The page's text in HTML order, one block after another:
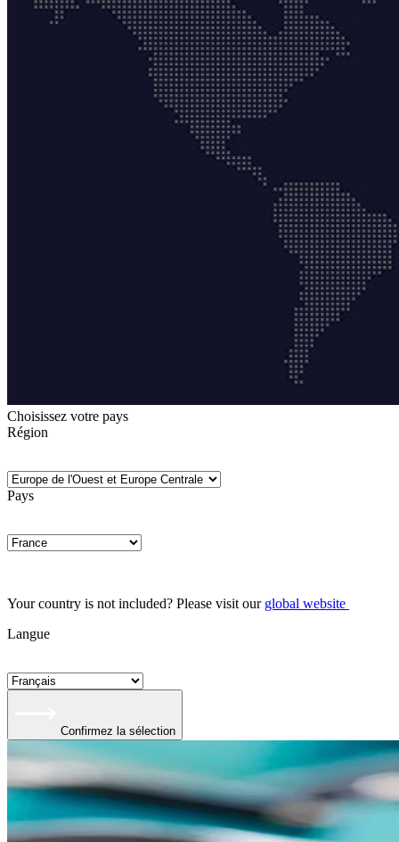
Choisissez votre pays
Région
Pays
Your country is not included? Please visit our global website
Langue
Confirmez la sélection